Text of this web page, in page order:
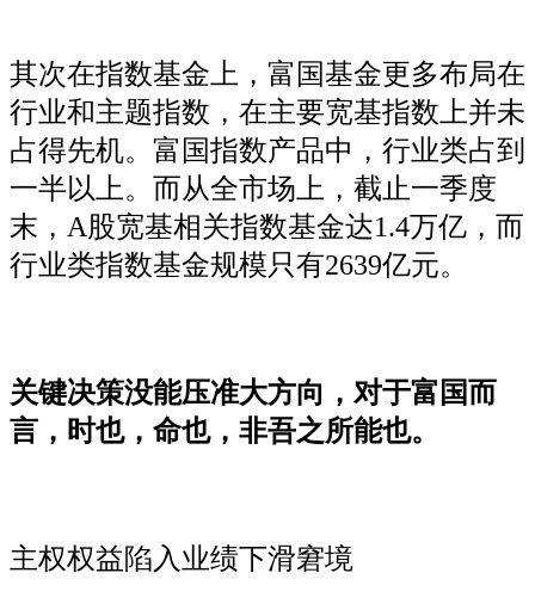
其次在指数基金上，富国基金更多布局在
行业和主题指数，在主要宽基指数上并未
占得先机。富国指数产品中，行业类占到
一半以上。而从全市场上，截止一季度
末，A股宽基相关指数基金达1.4万亿，而
行业类指数基金规模只有2639亿元。
关键决策没能压准大方向，对于富国而
言，时也，命也，非吾之所能也。
主权权益陷入业绩下滑窘境